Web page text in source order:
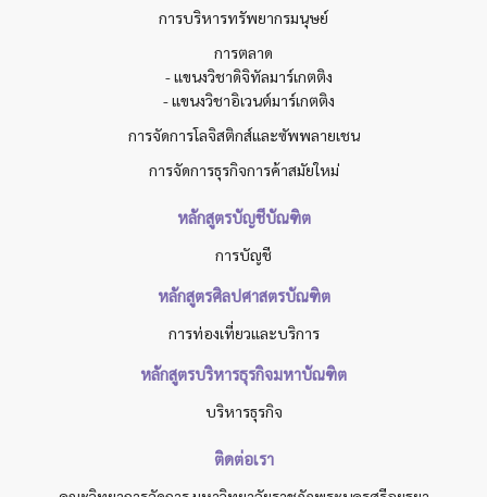
การบริหารทรัพยากรมนุษย์
การตลาด
- แขนงวิชาดิจิทัลมาร์เกตติง
- แขนงวิชาอิเวนต์มาร์เกตติง
การจัดการโลจิสติกส์และซัพพลายเชน
การจัดการธุรกิจการค้าสมัยใหม่
หลักสูตรบัญชีบัณฑิต
การบัญชี
หลักสูตรศิลปศาสตรบัณฑิต
การท่องเที่ยวและบริการ
หลักสูตรบริหารธุรกิจมหาบัณฑิต
บริหารธุรกิจ
ติดต่อเรา